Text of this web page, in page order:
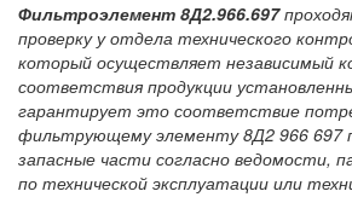
Фильтроэлемент 8Д2.966.697
проверку у отдела технического
который осуществляет независимый
соответствия продукции
гарантирует это соответствие
фильтрующему элементу 8Д2 966 697
запасные части согласно ведомости,
по технической эксплуатации или